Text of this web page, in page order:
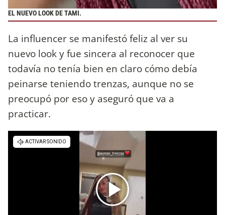
EL NUEVO LOOK DE TAMI.
La influencer se manifestó feliz al ver su
nuevo look y fue sincera al reconocer que
todavía no tenía bien en claro cómo debía
peinarse teniendo trenzas, aunque no se
preocupó por eso y aseguró que va a
practicar.